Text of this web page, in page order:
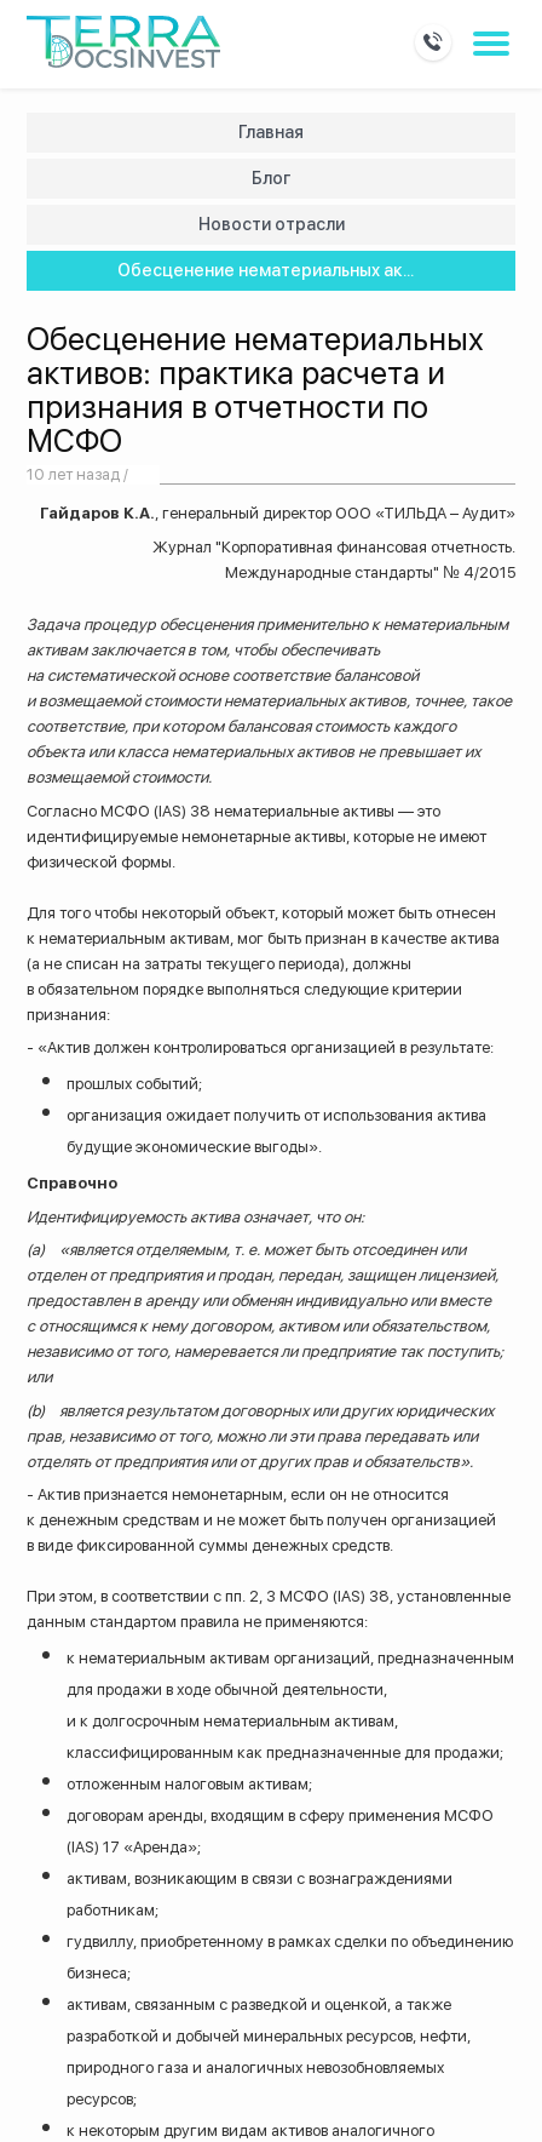
8 (800) 200-33-08
Бесплатный звонок по всей России
Главная
Блог
Новости отрасли
Обесценение нематериальных ак...
Обесценение нематериальных
активов: практика расчета и
признания в отчетности по
МСФО
10 лет назад /
Гайдаров К.А., генеральный директор ООО «ТИЛЬДА – Аудит»
Журнал "Корпоративная финансовая отчетность.
Международные стандарты" № 4/2015
Задача процедур обесценения применительно к нематериальным
активам заключается в том, чтобы обеспечивать
на систематической основе соответствие балансовой
и возмещаемой стоимости нематериальных активов, точнее, такое
соответствие, при котором балансовая стоимость каждого
объекта или класса нематериальных активов не превышает их
возмещаемой стоимости.
Согласно МСФО (IAS) 38 нематериальные активы — это
идентифицируемые немонетарные активы, которые не имеют
физической формы.
Для того чтобы некоторый объект, который может быть отнесен
к нематериальным активам, мог быть признан в качестве актива
(а не списан на затраты текущего периода), должны
в обязательном порядке выполняться следующие критерии
признания:
- «Актив должен контролироваться организацией в результате:
прошлых событий;
организация ожидает получить от использования актива
будущие экономические выгоды».
Справочно
Идентифицируемость актива означает, что он:
(a) «является отделяемым, т. е. может быть отсоединен или
отделен от предприятия и продан, передан, защищен лицензией,
предоставлен в аренду или обменян индивидуально или вместе
с относящимся к нему договором, активом или обязательством,
независимо от того, намеревается ли предприятие так поступить;
или
(b) является результатом договорных или других юридических
прав, независимо от того, можно ли эти права передавать или
отделять от предприятия или от других прав и обязательств».
- Актив признается немонетарным, если он не относится
к денежным средствам и не может быть получен организацией
в виде фиксированной суммы денежных средств.
При этом, в соответствии с пп. 2, 3 МСФО (IAS) 38, установленные
данным стандартом правила не применяются:
к нематериальным активам организаций, предназначенным
для продажи в ходе обычной деятельности,
и к долгосрочным нематериальным активам,
классифицированным как предназначенные для продажи;
отложенным налоговым активам;
договорам аренды, входящим в сферу применения МСФО
(IAS) 17 «Аренда»;
активам, возникающим в связи с вознаграждениями
работникам;
гудвиллу, приобретенному в рамках сделки по объединению
бизнеса;
активам, связанным с разведкой и оценкой, а также
разработкой и добычей минеральных ресурсов, нефти,
природного газа и аналогичных невозобновляемых
ресурсов;
к некоторым другим видам активов аналогичного